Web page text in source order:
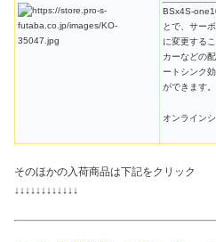
BSx4S-
とで、サー
に変更する
カーなどの
ートシンク
ができます。
オンライン
そのほかの入荷商品は下記をクリック
↓↓↓↓↓↓↓↓↓↓↓↓